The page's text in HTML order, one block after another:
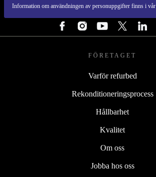
Information om användningen av personuppgifter finns i vår
FÖLJ OSS
FÖRETAGET
Varför refurbed
Rekonditioneringsprocess
Hållbarhet
Kvalitet
Om oss
Jobba hos oss